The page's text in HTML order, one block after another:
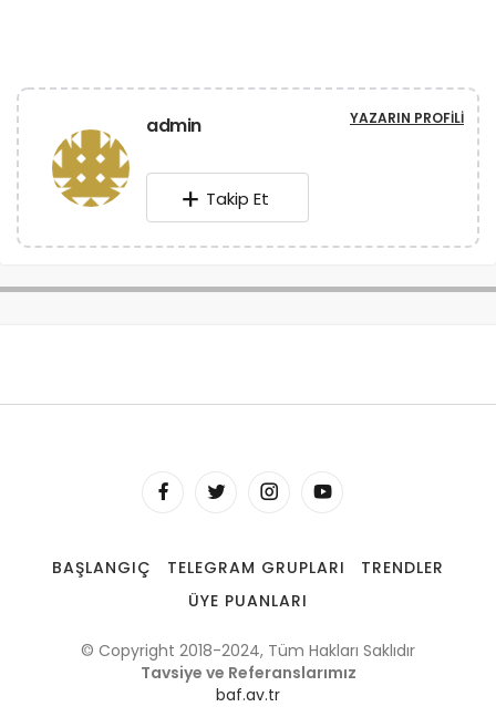
admin YAZARIN PROFILI
Takip Et
BAŞLANGIÇ TELEGRAM GRUPLARI
TRENDLER
ÜYE PUANLARI
© Copyright 2018-2024, Tüm Hakları Saklıdır
Tavsiye ve Referanslarımız
baf.av.tr